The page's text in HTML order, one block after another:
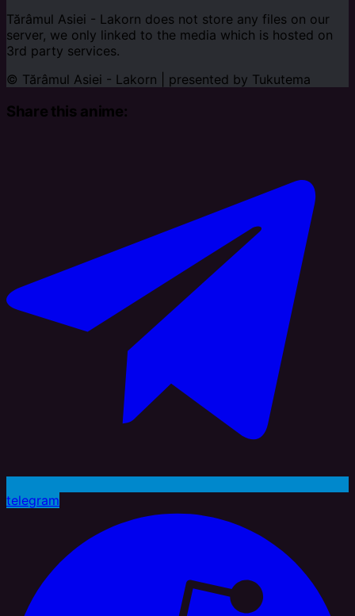
Tărâmul Asiei - Lakorn does not store any files on our
server, we only linked to the media which is hosted on
3rd party services.
© Tărâmul Asiei - Lakorn | presented by Tukutema
Share this anime:
telegram